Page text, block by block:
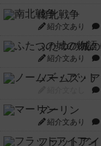
南北戦争
紹介文あり
ふたつの城
紹介文あり
ノームズ・
マーリン
紹介文あり
フラットア